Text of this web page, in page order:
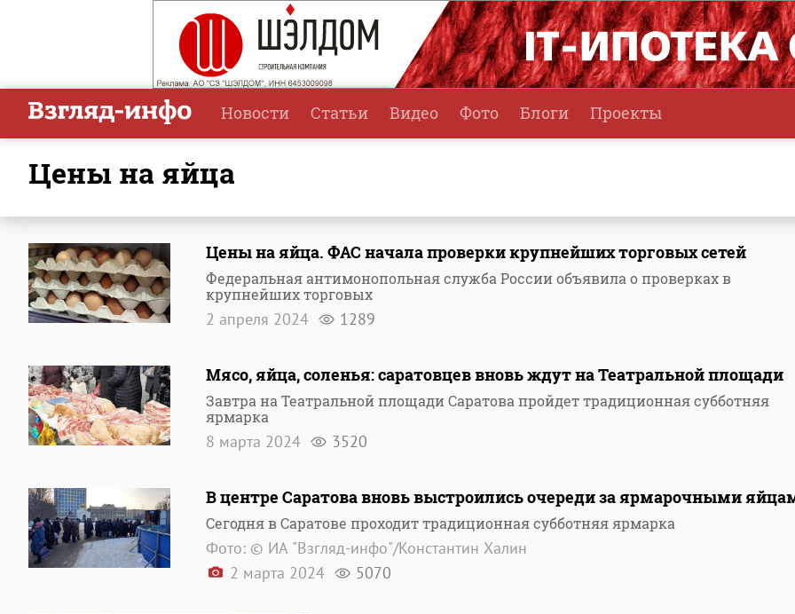
Новости Статьи Видео Фото Блоги Проекты
цены на яйца
Цены на яйца. ФАС начала проверки крупнейших торговых сетей
Федеральная антимонопольная служба России объявила о проверках в
крупнейших торговых
2 апреля 2024 1289
Мясо, яйца, соленья: саратовцев вновь ждут на Театральной площади
Завтра на Театральной площади Саратова пройдет традиционная субботняя
ярмарка
8 марта 2024 3520
В центре Саратова вновь выстроились очереди за ярмарочными
Сегодня в Саратове проходит традиционная субботняя ярмарка
Фото: © ИА "Взгляд-инфо"/Константин Халин
2 марта 2024
5070